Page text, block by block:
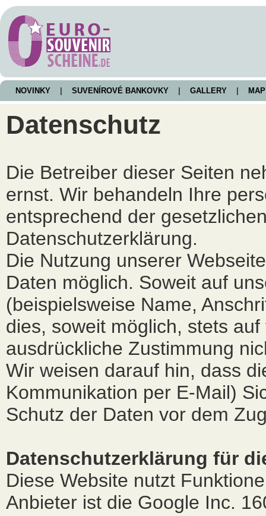
NOVINKY SUVENÍROVÉ BANKOVKY GALLERY
Datenschutz
Die Betreiber dieser Seiten
ernst. Wir behandeln Ihre
entsprechend der
Datenschutzerklärung.
Die Nutzung unserer
Daten möglich. Soweit auf
(beispielsweise Name,
dies, soweit möglich, stets
ausdrückliche Zustimmung
Wir weisen darauf hin, dass
Kommunikation per E-Mail)
Schutz der Daten vor dem
Datenschutzerklärung für
Diese Website nutzt
Anbieter ist die Google Inc.